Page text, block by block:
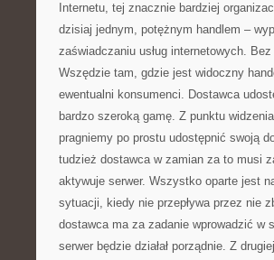
Internetu, tej znacznie bardziej
dzisiaj jednym, potężnym handlem –
zaświadczaniu usług internetowych.
Wszędzie tam, gdzie jest widoczny
ewentualni konsumenci. Dostawca
bardzo szeroką gamę. Z punktu
pragniemy po prostu udostępnić swoją
tudzież dostawca w zamian za to musi
aktywuje serwer. Wszystko oparte jest
sytuacji, kiedy nie przepływa przez nie
dostawca ma za zadanie wprowadzić w
serwer będzie działał porządnie. Z